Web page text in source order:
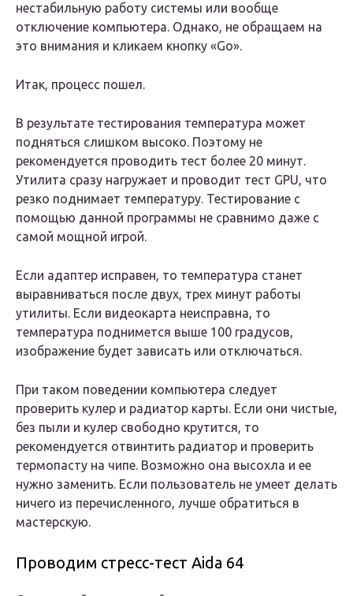
нестабильную работу системы или вообще
отключение компьютера. Однако, не обращаем на
это внимания и кликаем кнопку «Go».
Итак, процесс пошел.
В результате тестирования температура может
подняться слишком высоко. Поэтому не
рекомендуется проводить тест более 20 минут.
Утилита сразу нагружает и проводит тест GPU, что
резко поднимает температуру. Тестирование с
помощью данной программы не сравнимо даже с
самой мощной игрой.
Если адаптер исправен, то температура станет
выравниваться после двух, трех минут работы
утилиты. Если видеокарта неисправна, то
температура поднимется выше 100 градусов,
изображение будет зависать или отключаться.
При таком поведении компьютера следует
проверить кулер и радиатор карты. Если они чистые,
без пыли и кулер свободно крутится, то
рекомендуется отвинтить радиатор и проверить
термопасту на чипе. Возможно она высохла и ее
нужно заменить. Если пользователь не умеет делать
ничего из перечисленного, лучше обратиться в
мастерскую.
Проводим стресс-тест Aida 64